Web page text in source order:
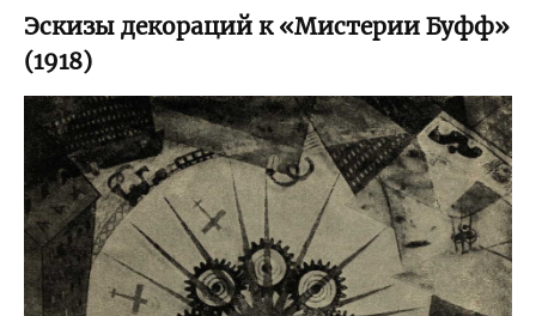
Эскизы декораций к «Мистерии Буфф»
(1918)